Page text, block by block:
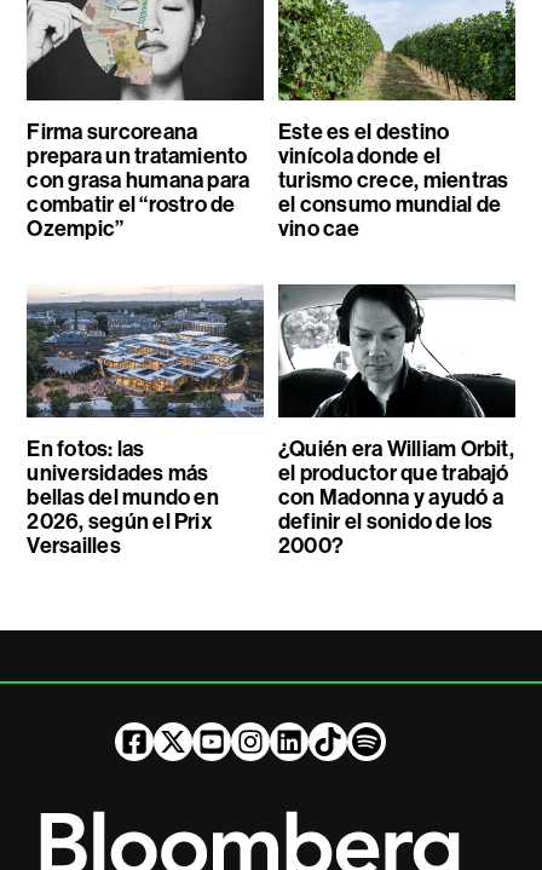
Firma surcoreana
prepara un tratamiento
con grasa humana para
combatir el “rostro de
Ozempic”
Este es el destino
vinícola donde el
turismo crece, mientras
el consumo mundial de
vino cae
En fotos: las
universidades más
bellas del mundo en
2026, según el Prix
Versailles
¿Quién era William Orbit,
el productor que trabajó
con Madonna y ayudó a
definir el sonido de los
2000?